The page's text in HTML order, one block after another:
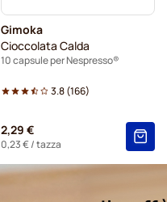
Gimoka
Cioccolata Calda
10 capsule per Nespresso®
3.8(166)
2,29 €
0,23 €/ tazza